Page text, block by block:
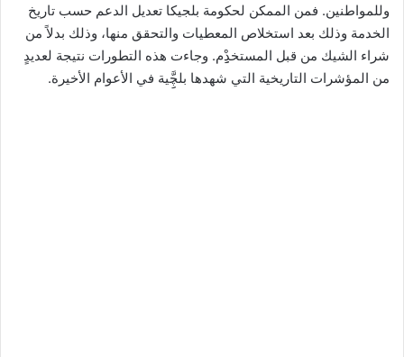
وللمواطنين. فمن الممكن لحكومة بلجيكا تعديل الدعم حسب تاريخ
الخدمة وذلك بعد استخلاص المعطيات والتحقق منها، وذلك بدلاً من
شراء الشيك من قبل المستخدِِِْم. وجاءت هذه التطورات نتيجة لعديدٍ
من المؤشرات التاريخية التي شهدها بلچَِِّية في الأعوام الأخيرة.